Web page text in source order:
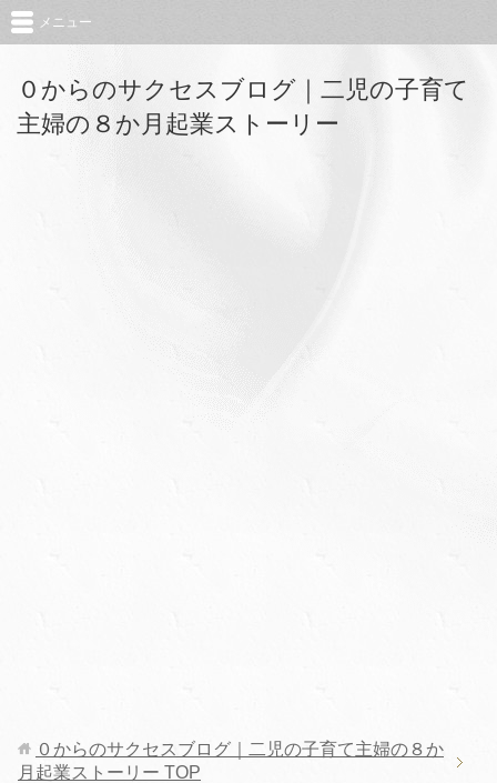
０からのサクセスブログ｜二児の子育て
主婦の８か月起業ストーリー
メニュー
０からのサクセスブログ｜二児の子育て主婦の８か
月起業ストーリー TOP